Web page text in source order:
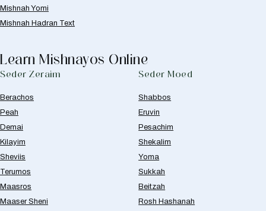
Mishnah Yomi
Mishnah Hadran Text
Learn Mishnayos Online
Seder Zeraim
Berachos
Peah
Demai
Kilayim
Sheviis
Terumos
Maasros
Maaser Sheni
Seder Moed
Shabbos
Eruvin
Pesachim
Shekalim
Yoma
Sukkah
Beitzah
Rosh Hashanah